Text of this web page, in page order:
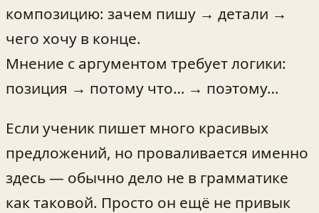
композицию: зачем пишу → детали →
чего хочу в конце.
Мнение с аргументом требует логики:
позиция → потому что… → поэтому…
Если ученик пишет много красивых
предложений, но проваливается именно
здесь — обычно дело не в грамматике
как таковой. Просто он ещё не привык